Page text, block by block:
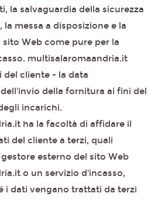
la salvaguardia della sicurezza
messa a disposizione e la
Web come pure per la
multisalaromaandria.it
del cliente - la data
della fornitura ai fini del
incarichi.
ha la facoltà di affidare il
del cliente a terzi, quali
esterno del sito Web
o un servizio d'incasso,
i dati vengano trattati da terzi